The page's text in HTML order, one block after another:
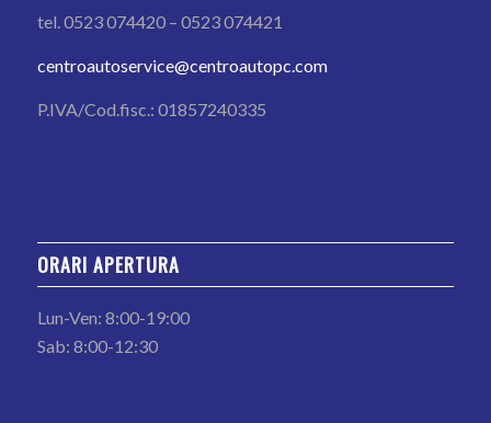
tel. 0523 074420 – 0523 074421
centroautoservice@centroautopc.com
P.IVA/Cod.fisc.: 01857240335
ORARI APERTURA
Lun-Ven: 8:00-19:00
Sab: 8:00-12:30